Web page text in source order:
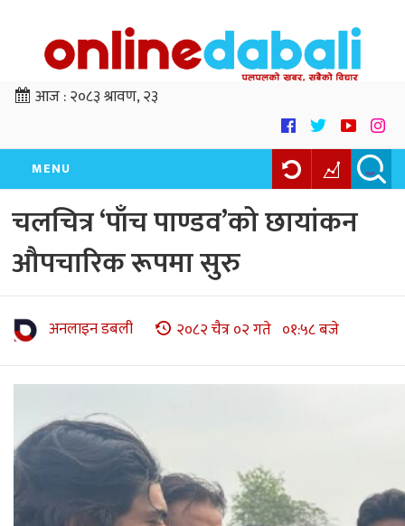
आज :२०८३ श्रावण, २३
MENU
चलचित्र ‘पाँच पाण्डव’को छायांकन
औपचारिक रूपमा सुरु
अनलाइन डबली २०८२ चैत्र ०२ गते ०१:५८ बजे